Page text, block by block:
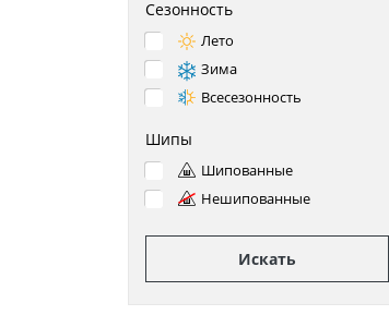
Сезонность
Лето
Зима
Всесезонность
Шипы
Шипованные
Нешипованные
Искать